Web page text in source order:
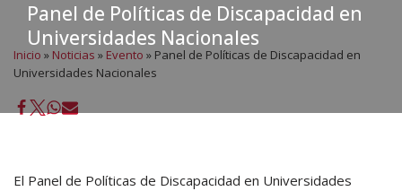
Panel de Políticas de Discapacidad en
Universidades Nacionales
Inicio » Noticias » Evento » Panel de Políticas de Discapacidad en
Universidades Nacionales
El Panel de Políticas de Discapacidad en Universidades